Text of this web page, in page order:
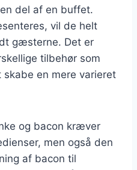
del af en buffet.
vil de helt
gæsterne. Det er
tilbehør som
en mere varieret
og bacon kræver
men også den
af bacon til